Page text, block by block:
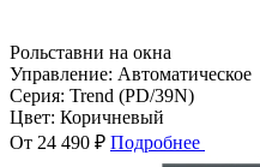
Рольставни на окна
Управление: Автоматическое
Серия: Trend (PD/39N)
Цвет: Коричневый
От 24 490 ₽ Подробнее